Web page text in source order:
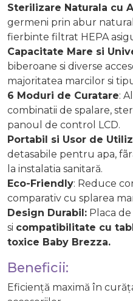
Sterilizare Naturala cu
germeni prin abur
fierbinte filtrat HEPA
Capacitate Mare si
biberoane si diverse
majoritatea marcilor si
6 Moduri de Curatare:
combinatii de spalare,
panoul de control LCD.
Portabil si Usor de
detasabile pentru apa,
la instalatia sanitară.
Eco-Friendly: Reduce
comparativ cu splarea
Design Durabil: Placa
si compatibilitate cu
toxice Baby Brezza.
Beneficii:
Eficiență maximă în